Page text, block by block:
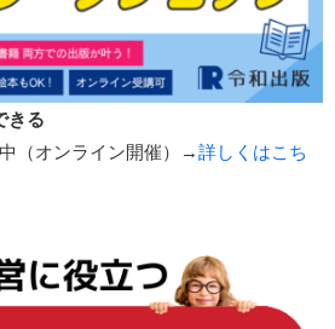
きる
（オンライン開催）→詳しくはこち